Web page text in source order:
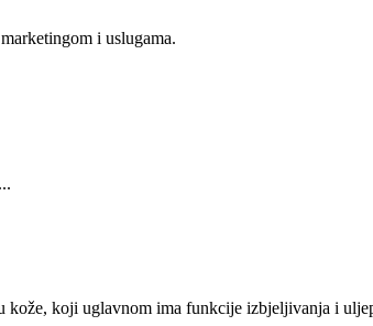
i uslugama.
koji uglavnom ima funkcije izbjeljivanja i